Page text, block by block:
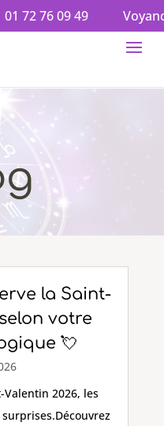
09 49 Voyance en
la Saint-
votre
💘
Valentin 2026, les